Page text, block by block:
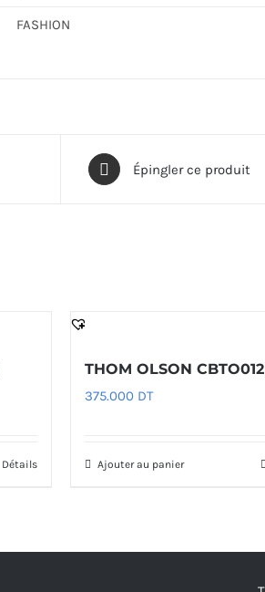
FASHION
Épingler ce produit
Détails
THOM OLSON CBTO012
375.000 DT
Ajouter au panier